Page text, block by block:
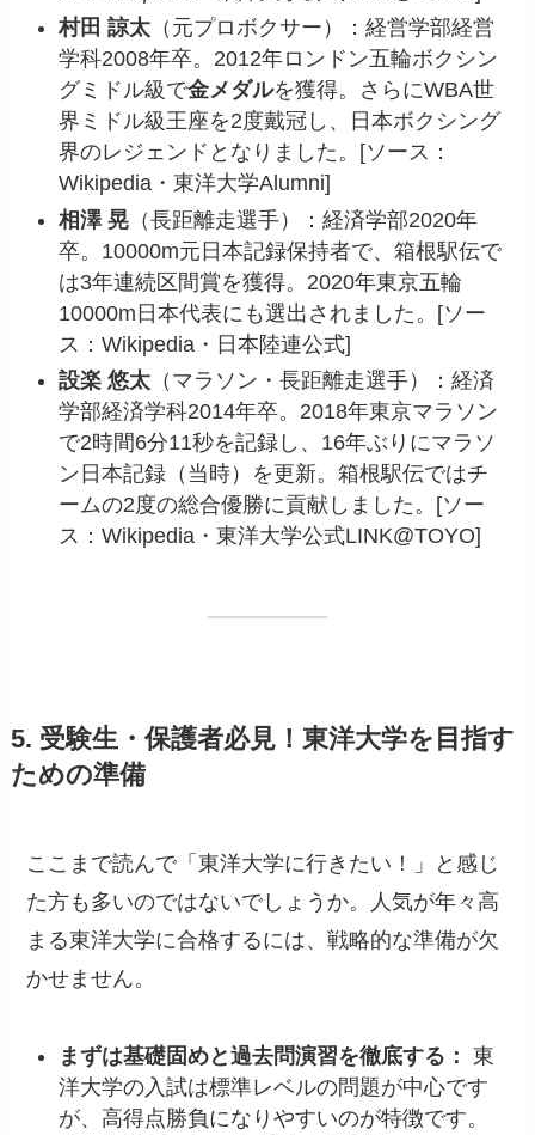
村田 諒太 （元プロボクサー）：経営学部経営
学科2008年卒。2012年ロンドン五輪ボクシン
グミドル級で金メダルを獲得。さらにWBA世
界ミドル級王座を2度戴冠し、日本ボクシング
界のレジェンドとなりました。[ソース：
Wikipedia・東洋大学Alumni]
相澤 晃 （長距離走選手）：経済学部2020年
卒。10000m元日本記録保持者で、箱根駅伝で
は3年連続区間賞を獲得。2020年東京五輪
10000m日本代表にも選出されました。[ソー
ス：Wikipedia・日本陸連公式]
設楽 悠太 （マラソン・長距離走選手）：経済
学部経済学科2014年卒。2018年東京マラソン
で2時間6分11秒を記録し、16年ぶりにマラソ
ン日本記録（当時）を更新。箱根駅伝ではチ
ームの2度の総合優勝に貢献しました。[ソー
ス：Wikipedia・東洋大学公式LINK@TOYO]
5. 受験生・保護者必見！東洋大学を目指す
ための準備
ここまで読んで「東洋大学に行きたい！」と感じ
た方も多いのではないでしょうか。人気が年々高
まる東洋大学に合格するには、戦略的な準備が欠
かせません。
まずは基礎固めと過去問演習を徹底する： 東
洋大学の入試は標準レベルの問題が中心です
が、高得点勝負になりやすいのが特徴です。